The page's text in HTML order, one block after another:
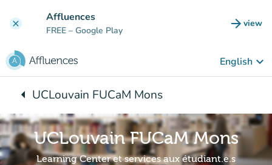
clear Affluences
FREE – Google Play arrow_forward view
(new
English keyboard_arrow_down
arrow_leftBack to:
UCLouvain FUCaM Mons
UCLouvain FUCaM Mons
Learning Center et services aux étudiant.e.s